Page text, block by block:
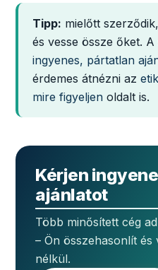
Tipp: mielőtt
és vesse össze őket.
ingyenes, pártatlan
érdemes átnézni az
mire figyeljen oldalt is.
Kérjen
ajánlatot
Több minősített cég
– Ön összehasonlít és
nélkül.